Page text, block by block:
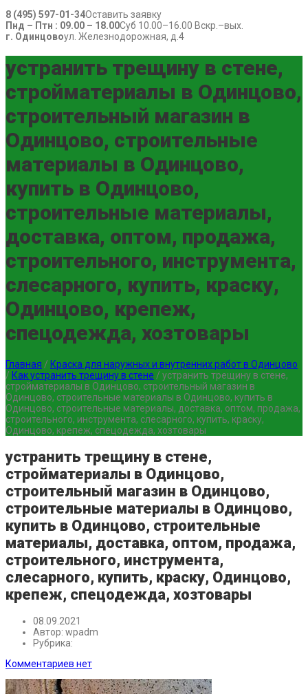
8 (495) 597-01-34Оставить заявку
Пнд – Птн : 09.00 – 18.00Суб 10.00–16.00 Вскр.–вых.
г. Одинцовоул. Железнодорожная, д.4
устранить трещину в стене,
стройматериалы в Одинцово,
строительный магазин в
Одинцово, строительные
материалы в Одинцово,
купить в Одинцово,
строительные материалы,
доставка, оптом, продажа,
строительного, инструмента,
слесарного, купить, краску,
Одинцово, крепеж,
спецодежда, хозтовары
Главная / Краска для наружных и внутренних работ в Одинцово
/ Как устранить трещину в стене / устранить трещину в стене,
стройматериалы в Одинцово, строительный магазин в
Одинцово, строительные материалы в Одинцово, купить в
Одинцово, строительные материалы, доставка, оптом, продажа,
строительного, инструмента, слесарного, купить, краску,
Одинцово, крепеж, спецодежда, хозтовары
устранить трещину в стене,
стройматериалы в Одинцово,
строительный магазин в Одинцово,
строительные материалы в Одинцово,
купить в Одинцово, строительные
материалы, доставка, оптом, продажа,
строительного, инструмента,
слесарного, купить, краску, Одинцово,
крепеж, спецодежда, хозтовары
08.09.2021
Автор: wpadm
Рубрика:
Комментариев нет